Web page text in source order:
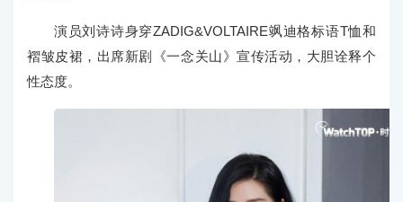
演员刘诗诗身穿ZADIG&VOLTAIRE飒迪格标语T恤和
褶皱皮裙，出席新剧《一念关山》宣传活动，大胆诠释个
性态度。